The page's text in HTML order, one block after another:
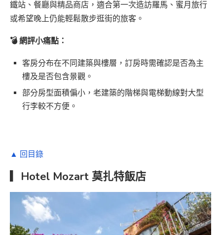
鐵站、餐廳與精品商店，適合第一次造訪羅馬、蜜月旅行
或希望晚上仍能輕鬆散步逛街的旅客。
💣 網評小痛點：
客房分布在不同建築與樓層，訂房時需確認是否為主
樓及是否包含景觀。
部分房型面積偏小，老建築的階梯與電梯動線對大型
行李較不方便。
▲ 回目錄
▎Hotel Mozart 莫扎特飯店